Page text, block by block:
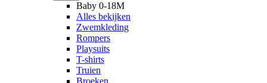
Baby 0-18M
Alles bekijken
Zwemkleding
Rompers
Playsuits
T-shirts
Truien